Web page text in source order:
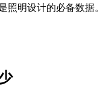
照明设计的必备数